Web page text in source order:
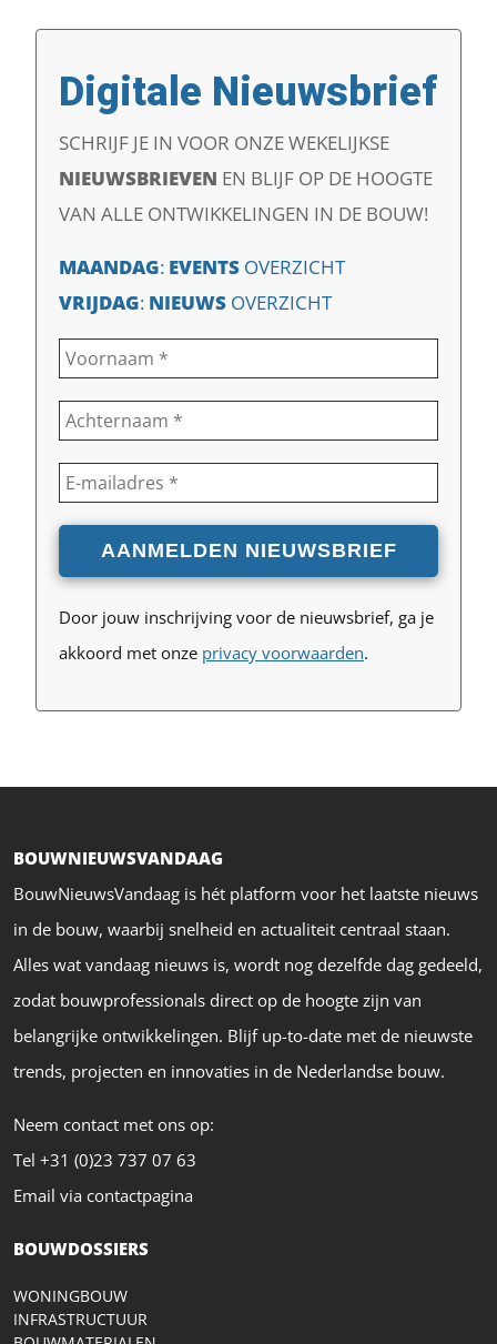
Digitale Nieuwsbrief
SCHRIJF JE IN VOOR ONZE WEKELIJKSE
NIEUWSBRIEVEN EN BLIJF OP DE HOOGTE
VAN ALLE ONTWIKKELINGEN IN DE BOUW!
MAANDAG: EVENTS OVERZICHT
VRIJDAG: NIEUWS OVERZICHT
Door jouw inschrijving voor de nieuwsbrief, ga je
akkoord met onze privacy voorwaarden.
BOUWNIEUWSVANDAAG
BouwNieuwsVandaag is hét platform voor het laatste nieuws
in de bouw, waarbij snelheid en actualiteit centraal staan.
Alles wat vandaag nieuws is, wordt nog dezelfde dag gedeeld,
zodat bouwprofessionals direct op de hoogte zijn van
belangrijke ontwikkelingen. Blijf up-to-date met de nieuwste
trends, projecten en innovaties in de Nederlandse bouw.
Neem contact met ons op:
Tel +31 (0)23 737 07 63
Email via contactpagina
BOUWDOSSIERS
WONINGBOUW
INFRASTRUCTUUR